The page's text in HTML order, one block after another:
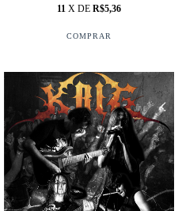
11 X DER$5,36